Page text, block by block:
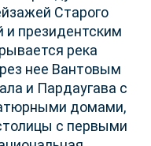
Старого
и президентским
река
нее Вантовым
и Пардаугава с
домами,
с первыми